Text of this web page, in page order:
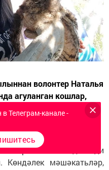
волонтер Наталья
агуланган кошлар,
бөркет, лачыннарны
Баграж авылында гади
мәшәкатьләр,
Телеграм-канале -